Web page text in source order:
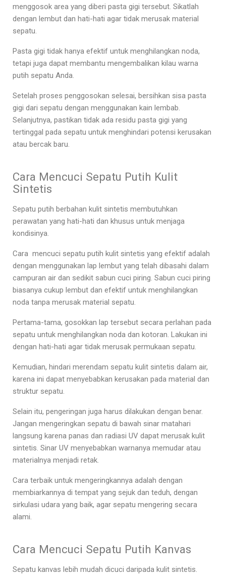
menggosok area yang diberi pasta gigi tersebut. Sikatlah
dengan lembut dan hati-hati agar tidak merusak material
sepatu.
Pasta gigi tidak hanya efektif untuk menghilangkan noda,
tetapi juga dapat membantu mengembalikan kilau warna
putih sepatu Anda.
Setelah proses penggosokan selesai, bersihkan sisa pasta
gigi dari sepatu dengan menggunakan kain lembab.
Selanjutnya, pastikan tidak ada residu pasta gigi yang
tertinggal pada sepatu untuk menghindari potensi kerusakan
atau bercak baru.
Cara Mencuci Sepatu Putih Kulit
Sintetis
Sepatu putih berbahan kulit sintetis membutuhkan
perawatan yang hati-hati dan khusus untuk menjaga
kondisinya.
Cara mencuci sepatu putih kulit sintetis yang efektif adalah
dengan menggunakan lap lembut yang telah dibasahi dalam
campuran air dan sedikit sabun cuci piring. Sabun cuci piring
biasanya cukup lembut dan efektif untuk menghilangkan
noda tanpa merusak material sepatu.
Pertama-tama, gosokkan lap tersebut secara perlahan pada
sepatu untuk menghilangkan noda dan kotoran. Lakukan ini
dengan hati-hati agar tidak merusak permukaan sepatu.
Kemudian, hindari merendam sepatu kulit sintetis dalam air,
karena ini dapat menyebabkan kerusakan pada material dan
struktur sepatu.
Selain itu, pengeringan juga harus dilakukan dengan benar.
Jangan mengeringkan sepatu di bawah sinar matahari
langsung karena panas dan radiasi UV dapat merusak kulit
sintetis. Sinar UV menyebabkan warnanya memudar atau
materialnya menjadi retak.
Cara terbaik untuk mengeringkannya adalah dengan
membiarkannya di tempat yang sejuk dan teduh, dengan
sirkulasi udara yang baik, agar sepatu mengering secara
alami.
Cara Mencuci Sepatu Putih Kanvas
Sepatu kanvas lebih mudah dicuci daripada kulit sintetis.